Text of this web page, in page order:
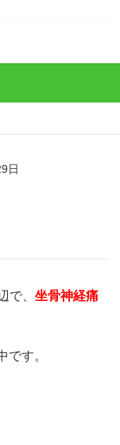
日
で、 坐骨神経痛
です。